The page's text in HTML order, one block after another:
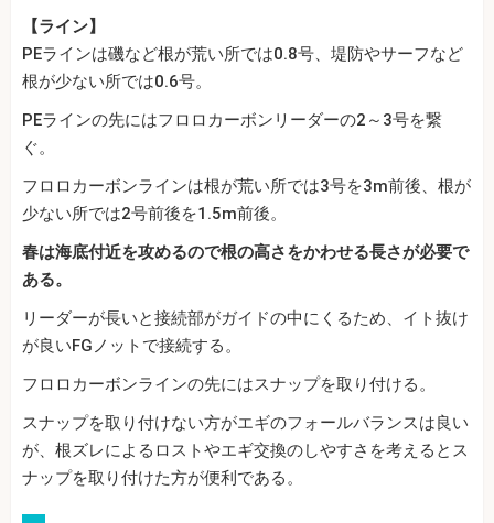
【ライン】
PEラインは磯など根が荒い所では0.8号、堤防やサーフなど
根が少ない所では0.6号。
PEラインの先にはフロロカーボンリーダーの2～3号を繋
ぐ。
フロロカーボンラインは根が荒い所では3号を3m前後、根が
少ない所では2号前後を1.5m前後。
春は海底付近を攻めるので根の高さをかわせる長さが必要で
ある。
リーダーが長いと接続部がガイドの中にくるため、イト抜け
が良いFGノットで接続する。
フロロカーボンラインの先にはスナップを取り付ける。
スナップを取り付けない方がエギのフォールバランスは良い
が、根ズレによるロストやエギ交換のしやすさを考えるとス
ナップを取り付けた方が便利である。